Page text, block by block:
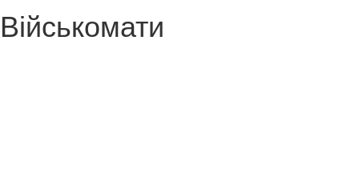
Військомати